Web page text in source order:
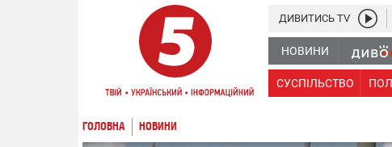
НОВИНИ
СУСПІЛЬСТВО
ДИВИТИСЬ TV
ГОЛОВНА НОВИНИ